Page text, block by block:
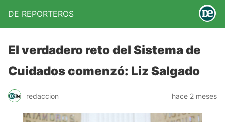
DE REPORTEROS
El verdadero reto del Sistema de
Cuidados comenzó: Liz Salgado
redaccion hace 2 meses